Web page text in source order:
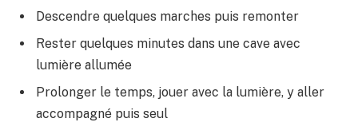
Descendre quelques marches puis remonter
Rester quelques minutes dans une cave avec
lumière allumée
Prolonger le temps, jouer avec la lumière, y aller
accompagné puis seul